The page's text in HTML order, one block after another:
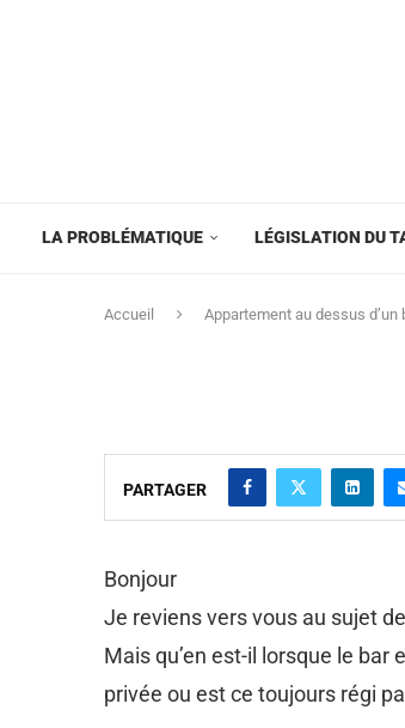
LA PROBLÉMATIQUE LÉGISLATION DU
Accueil Appartement au dessus d’un
PARTAGER
Bonjour
Je reviens vers vous au sujet
Mais qu’en est-il lorsque le
privée ou est ce toujours régi